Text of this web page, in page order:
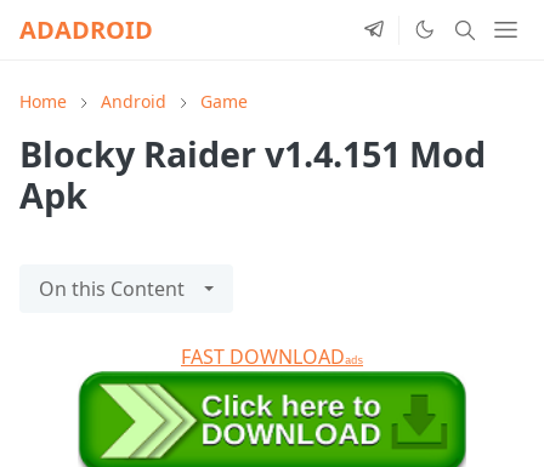
ADADROID
Home Android Game
Blocky Raider v1.4.151 Mod
Apk
On this Content
FAST DOWNLOADads